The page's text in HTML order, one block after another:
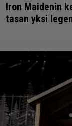
Iron Maidenin
tasan yksi